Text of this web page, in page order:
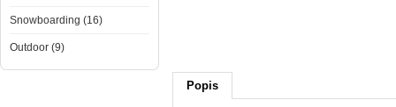
Popis
Snowboarding (16)
Outdoor (9)